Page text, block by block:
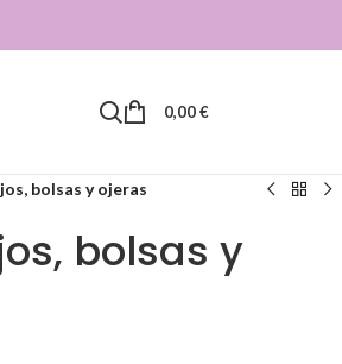
0,00€
bolsas y ojeras
bolsas y